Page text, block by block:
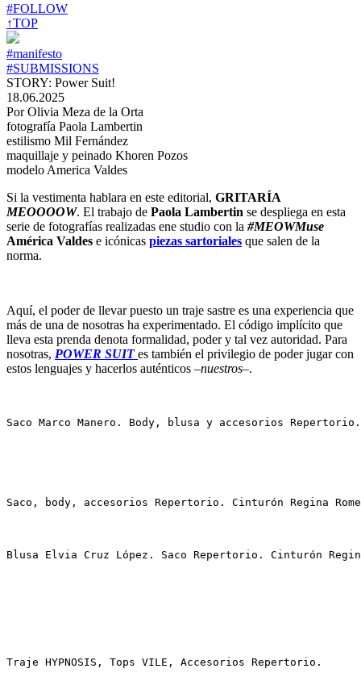
#FOLLOW
↑TOP
#manifesto
#SUBMISSIONS
STORY: Power Suit!
18.06.2025
Por Olivia Meza de la Orta
fotografía Paola Lambertin
estilismo Mil Fernández
maquillaje y peinado Khoren Pozos
modelo America Valdes
Si la vestimenta hablara en este editorial, GRITARÍA
MEOOOOW. El trabajo de Paola Lambertin se despliega en esta
serie de fotografías realizadas ene studio con la #MEOWMuse
América Valdes e icónicas piezas sartoriales que salen de la
norma.
Aquí, el poder de llevar puesto un traje sastre es una experiencia que
más de una de nosotras ha experimentado. El código implícito que
lleva esta prenda denota formalidad, poder y tal vez autoridad. Para
nosotras, POWER SUITes también el privilegio de poder jugar con
estos lenguajes y hacerlos auténticos –nuestros–.
Saco Marco Manero. Body, blusa y accesorios Repertorio.
Saco, body, accesorios Repertorio. Cinturón Regina
Blusa Elvia Cruz López. Saco Repertorio. Cinturón
Traje HYPNOSIS, Tops VILE, Accesorios Repertorio.